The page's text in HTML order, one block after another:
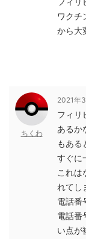
ワクチ
から大
ちくわ
2021年
フィリ
あるか
もある
すぐに
これは
れてし
電話番
電話番
い点が